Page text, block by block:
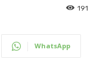
191
WhatsApp